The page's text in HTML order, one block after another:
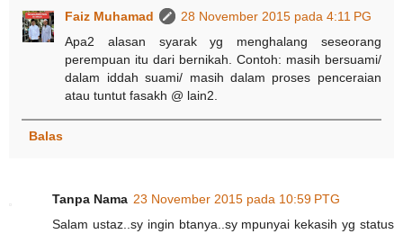
Faiz Muhamad
28 November 2015 pada 4:11 PG
Apa2 alasan syarak yg menghalang seseorang
perempuan itu dari bernikah. Contoh: masih bersuami/
dalam iddah suami/ masih dalam proses penceraian
atau tuntut fasakh @ lain2.
Balas
Tanpa Nama 23 November 2015 pada 10:59 PTG
Salam ustaz..sy ingin btanya..sy mpunyai kekasih yg status